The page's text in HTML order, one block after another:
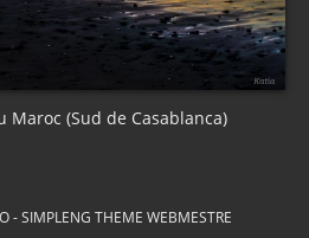
Maroc (Sud de Casablanca)
-SIMPLENG THEME WEBMESTRE